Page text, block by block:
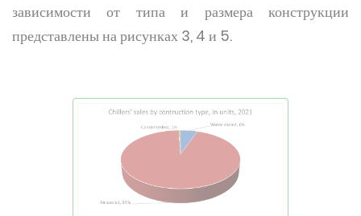
зависимости от типа и размера конструкции
представлены на рисунках 3, 4 и 5.